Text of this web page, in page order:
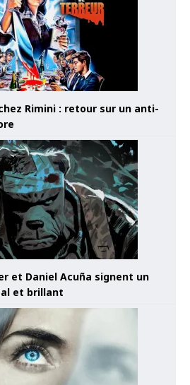
Rimini : retour sur un anti-
et Daniel Acuña signent un
et brillant